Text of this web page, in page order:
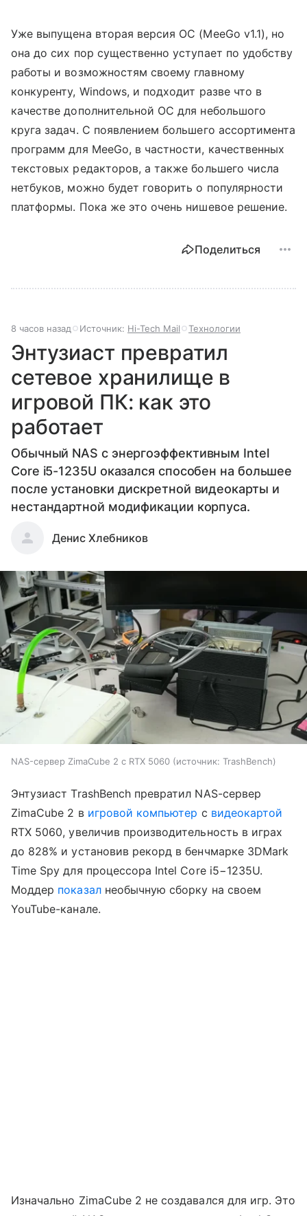
Уже выпущена вторая версия ОС (MeeGo v1.1), но
она до сих пор существенно уступает по удобству
работы и возможностям своему главному
конкуренту, Windows, и подходит разве что в
качестве дополнительной ОС для небольшого
круга задач. С появлением большего ассортимента
программ для MeeGo, в частности, качественных
текстовых редакторов, а также большего числа
нетбуков, можно будет говорить о популярности
платформы. Пока же это очень нишевое решение.
Поделиться
8 часов назад Источник: Hi-Tech Mail Технологии
Энтузиаст превратил
сетевое хранилище в
игровой ПК: как это
работает
Обычный NAS с энергоэффективным Intel
Core i5-1235U оказался способен на большее
после установки дискретной видеокарты и
нестандартной модификации корпуса.
Денис Хлебников
NAS-сервер ZimaCube 2 с RTX 5060 источник: TrashBench
Энтузиаст TrashBench превратил NAS-сервер
ZimaCube 2 в игровой компьютер с видеокартой
RTX 5060, увеличив производительность в играх
до 828% и установив рекорд в бенчмарке 3DMark
Time Spy для процессора Intel Core i5−1235U.
Моддер показалнеобычную сборку на своем
YouTube-канале.
Изначально ZimaCube 2 не создавался для игр. Это